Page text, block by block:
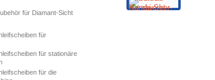
für Diamant-Sicht
für
für stationäre
für die